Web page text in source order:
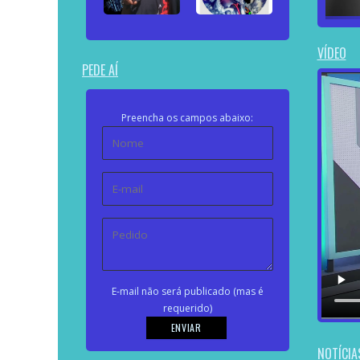
PEDE AÍ
Preencha os campos abaixo:
E-mail não será publicado (mas é
requerido)
VÍDEO